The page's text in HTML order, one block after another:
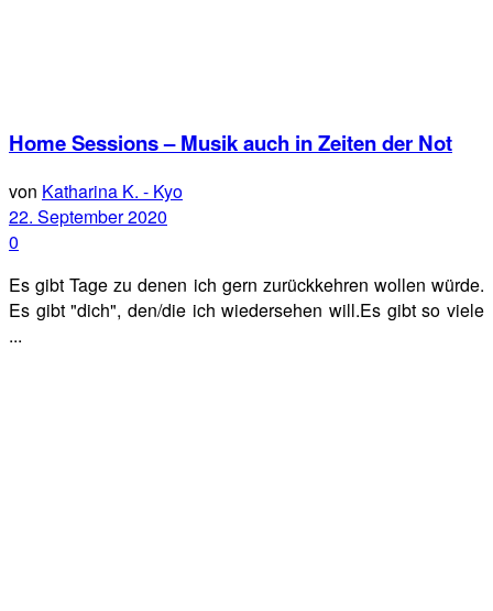
Home Sessions – Musik auch in Zeiten der Not
von Katharina K. - Kyo
22. September 2020
0
Es gibt Tage zu denen ich gern zurückkehren wollen würde.
Es gibt "dich", den/die ich wiedersehen will.Es gibt so viele
...